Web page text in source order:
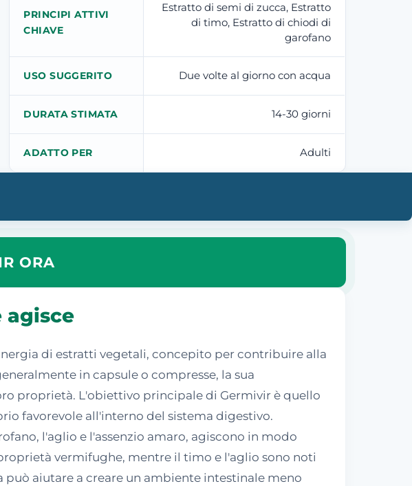
PRINCIPI ATTIVI
CHIAVE
Estratto di semi di zucca, Estratto
di timo, Estratto di chiodi di
garofano
USO SUGGERITO Due volte al giorno con acqua
DURATA STIMATA 14-30 giorni
ADATTO PER Adulti
ORA
agisce
di estratti vegetali, concepito per contribuire alla
in capsule o compresse, la sua
proprietà. L'obiettivo principale di Germivir è quello
favorevole all'interno del sistema digestivo.
l'aglio e l'assenzio amaro, agiscono in modo
vermifughe, mentre il timo e l'aglio sono noti
aiutare a creare un ambiente intestinale meno